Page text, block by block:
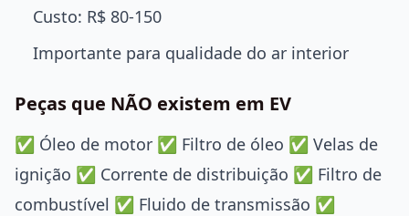
Custo: R$ 80-150
Importante para qualidade do ar interior
Peças que NÃO existem em EV
✅ Óleo de motor ✅ Filtro de óleo ✅ Velas de
ignição ✅ Corrente de distribuição ✅ Filtro de
combustível ✅ Fluido de transmissão ✅